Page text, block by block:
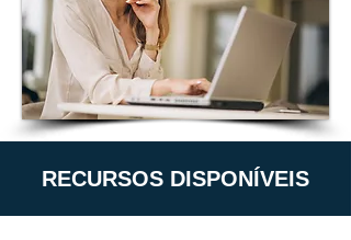
RECURSOS DISPONÍVEIS